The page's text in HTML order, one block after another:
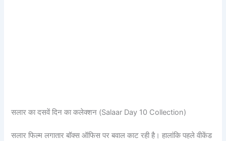
सलार का दसवें दिन का कलेक्शन (Salaar Day 10 Collection)
सलार फिल्म लगातार बॉक्स ऑफिस पर बवाल काट रही है। हालांकि पहले वीकेंड